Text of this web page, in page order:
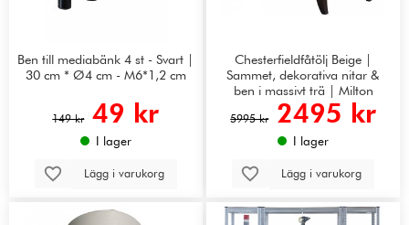
Ben till mediabänk 4 st - Svart |
30 cm * Ø4 cm - M6*1,2 cm
149 kr 49 kr
I lager
Lägg i varukorg
Chesterfieldfåtölj Beige |
Sammet, dekorativa nitar &
ben i massivt trä | Milton
5995 kr 2495 kr
I lager
Lägg i varukorg